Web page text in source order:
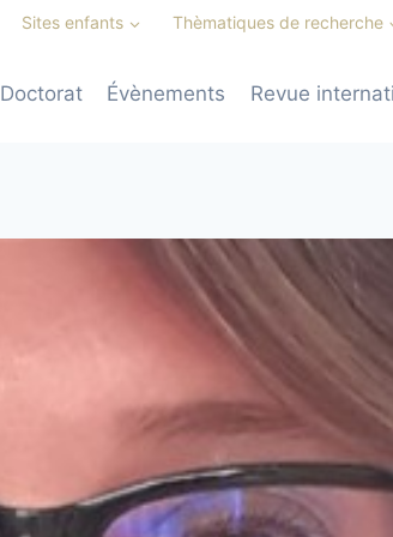
Sites enfants Thèmatiques de recherche
Doctorat Évènements Revue